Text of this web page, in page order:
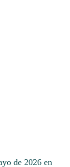
de 2026 en